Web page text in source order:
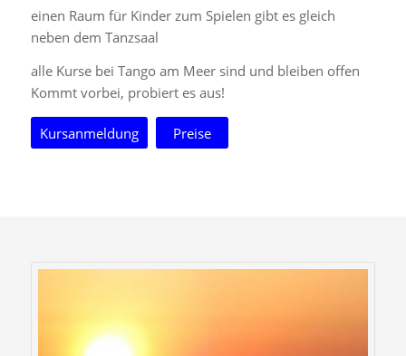
einen Raum für Kinder zum Spielen gibt es gleich
neben dem Tanzsaal
alle Kurse bei Tango am Meer sind und bleiben offen
Kommt vorbei, probiert es aus!
Kursanmeldung Preise